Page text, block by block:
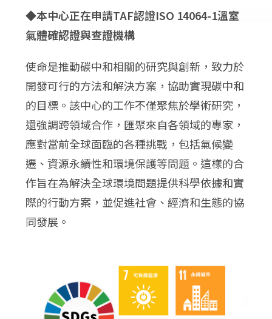
◆本中心正在申請TAF認證ISO 14064-1溫室
氣體確認證與查證機構
使命是推動碳中和相關的研究與創新，致力於
開發可行的方法和解決方案，協助實現碳中和
的目標。該中心的工作不僅聚焦於學術研究，
還強調跨領域合作，匯聚來自各領域的專家，
應對當前全球面臨的各種挑戰，包括氣候變
遷、資源永續性和環境保護等問題。這樣的合
作旨在為解決全球環境問題提供科學依據和實
際的行動方案，並促進社會、經濟和生態的協
同發展。